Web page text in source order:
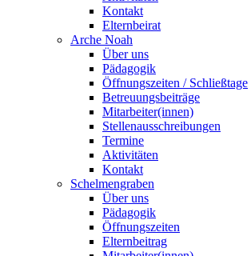
Kontakt
Elternbeirat
Arche Noah
Über uns
Pädagogik
Öffnungszeiten / Schließtage
Betreuungsbeiträge
Mitarbeiter(innen)
Stellenausschreibungen
Termine
Aktivitäten
Kontakt
Schelmengraben
Über uns
Pädagogik
Öffnungszeiten
Elternbeitrag